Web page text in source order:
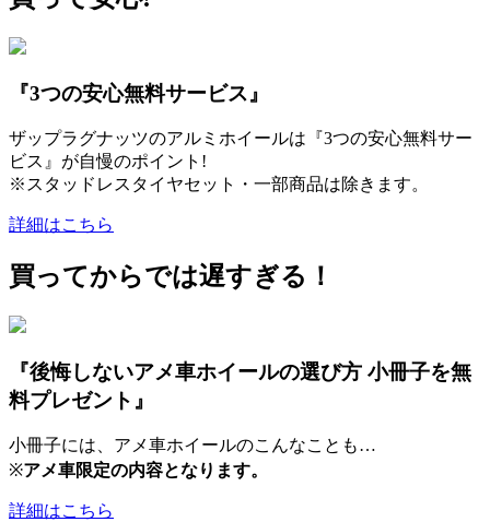
『3つの安心無料サービス』
ザップラグナッツのアルミホイールは『3つの安心無料サー
ビス』が自慢のポイント!
※スタッドレスタイヤセット・一部商品は除きます。
詳細はこちら
買ってからでは遅すぎる！
『後悔しないアメ車ホイールの選び方 小冊子を無
料プレゼント』
小冊子には、アメ車ホイールのこんなことも…
※アメ車限定の内容となります。
詳細はこちら